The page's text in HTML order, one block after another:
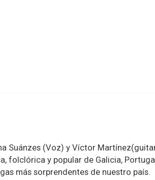
Suánzes (Voz) y Víctor
folclórica y popular de Galicia,
más sorprendentes de nuestro país.